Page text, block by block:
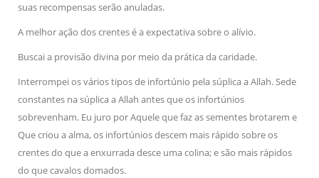
suas recompensas serão anuladas.
A melhor ação dos crentes é a expectativa sobre o alívio.
Buscai a provisão divina por meio da prática da caridade.
Interrompei os vários tipos de infortúnio pela súplica a Allah. Sede
constantes na súplica a Allah antes que os infortúnios
sobrevenham. Eu juro por Aquele que faz as sementes brotarem e
Que criou a alma, os infortúnios descem mais rápido sobre os
crentes do que a enxurrada desce uma colina; e são mais rápidos
do que cavalos domados.